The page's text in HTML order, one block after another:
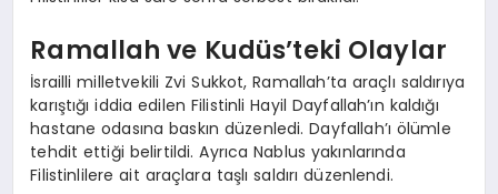
Ramallah ve Kudüs’teki Olaylar
İsrailli milletvekili Zvi Sukkot, Ramallah’ta araçlı saldırıya
karıştığı iddia edilen Filistinli Hayil Dayfallah’ın kaldığı
hastane odasına baskın düzenledi. Dayfallah’ı ölümle
tehdit ettiği belirtildi. Ayrıca Nablus yakınlarında
Filistinlilere ait araçlara taşlı saldırı düzenlendi.